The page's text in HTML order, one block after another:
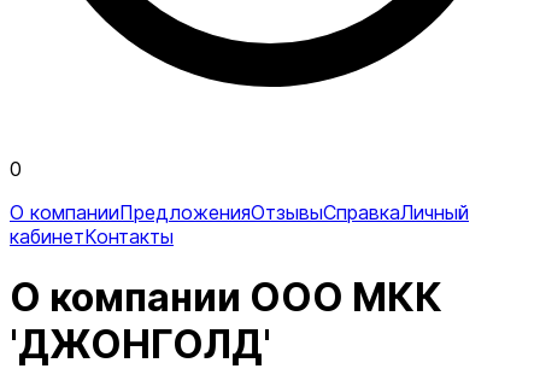
0
О компанииПредложенияОтзывыСправкаЛичный
кабинетКонтакты
О компании ООО МКК
'ДЖОНГОЛД'